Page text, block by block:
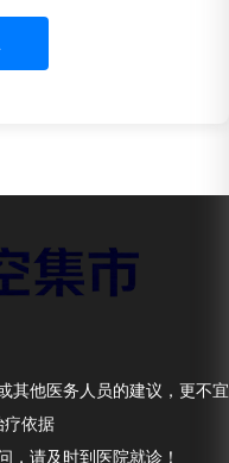
其他医务人员的建议，更不宜
疗依据
，请及时到医院就诊！